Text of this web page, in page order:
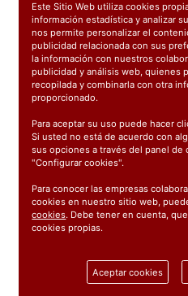
558042
1 unidad
Este Sitio Web utiliza cookies
información estadística y analizar
nos permite personalizar el
publicidad relacionada con sus
la información con nuestros
publicidad y análisis web, quienes
recopilada y combinarla con otra
proporcionado.
Para aceptar su uso puede hacer
Si usted no está de acuerdo con
sus opciones a través del panel
"Configurar cookies".
Para conocer las empresas
cookies en nuestro sitio web,
cookies. Debe tener en cuenta,
cookies propias.
Aceptar cookies